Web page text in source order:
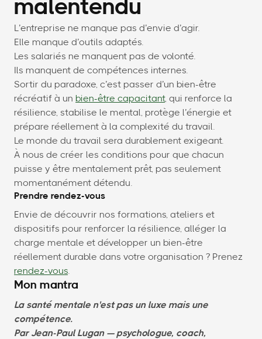
malentendu
L’entreprise ne manque pas d’envie d’agir.
Elle manque d’outils adaptés.
Les salariés ne manquent pas de volonté.
Ils manquent de compétences internes.
Sortir du paradoxe, c’est passer d’un bien-être
récréatif à un bien-être capacitant, qui renforce la
résilience, stabilise le mental, protège l’énergie et
prépare réellement à la complexité du travail.
Le monde du travail sera durablement exigeant.
À nous de créer les conditions pour que chacun
puisse y être mentalement prêt, pas seulement
momentanément détendu.
Prendre rendez-vous
Envie de découvrir nos formations, ateliers et
dispositifs pour renforcer la résilience, alléger la
charge mentale et développer un bien-être
réellement durable dans votre organisation ? Prenez
rendez-vous.
Mon mantra
La santé mentale n'est pas un luxe mais une
compétence.
Par Jean-Paul Lugan — psychologue, coach,